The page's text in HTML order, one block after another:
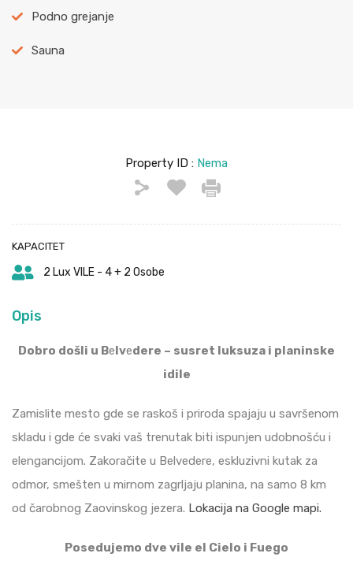
Podno grejanje
Sauna
Property ID : Nema
KAPACITET
2 Lux VILE - 4 + 2 Osobe
Opis
Dobro došli u Belvedere – susret luksuza i planinske
idile
Zamislite mesto gde se raskoš i priroda spajaju u savršenom
skladu i gde će svaki vaš trenutak biti ispunjen udobnošću i
elengancijom. Zakoračite u Belvedere, eskluzivni kutak za
odmor, smešten u mirnom zagrljaju planina, na samo 8 km
od čarobnog Zaovinskog jezera. Lokacija na Google mapi.
Posedujemo dve vile el Cielo i Fuego